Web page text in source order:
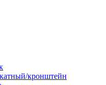
кронштейн